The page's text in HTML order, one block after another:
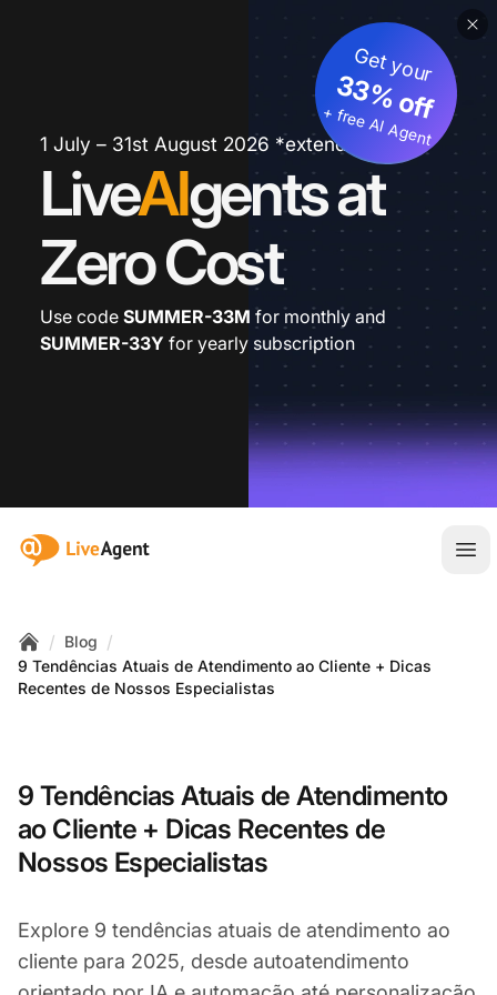
1 July – 31st August 2026 *extended
LiveAIgents at
Zero Cost
Get your
33% off
+ free AI Agent
Use code SUMMER-33M for monthly and
SUMMER-33Y for yearly subscription
:site.title
Home
/ Blog /
9 Tendências Atuais de Atendimento ao Cliente + Dicas
Recentes de Nossos Especialistas
9 Tendências Atuais de Atendimento
ao Cliente + Dicas Recentes de
Nossos Especialistas
Explore 9 tendências atuais de atendimento ao
cliente para 2025, desde autoatendimento